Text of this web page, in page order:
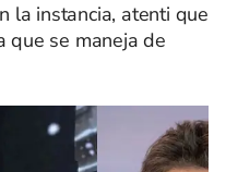
la instancia, atenti que
que se maneja de